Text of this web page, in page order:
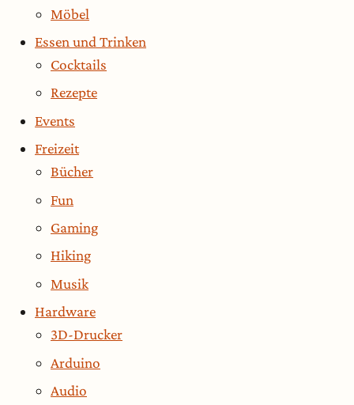
Möbel
Essen und Trinken
Cocktails
Rezepte
Events
Freizeit
Bücher
Fun
Gaming
Hiking
Musik
Hardware
3D-Drucker
Arduino
Audio